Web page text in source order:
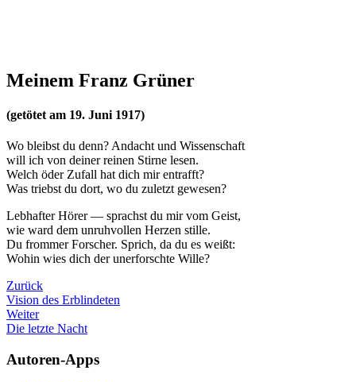
Meinem Franz Grüner
(getötet am 19. Juni 1917)
Wo bleibst du denn? Andacht und Wissenschaft
will ich von deiner reinen Stirne lesen.
Welch öder Zufall hat dich mir entrafft?
Was triebst du dort, wo du zuletzt gewesen?
Lebhafter Hörer — sprachst du mir vom Geist,
wie ward dem unruhvollen Herzen stille.
Du frommer Forscher. Sprich, da du es weißt:
Wohin wies dich der unerforschte Wille?
Zurück
Vision des Erblindeten
Weiter
Die letzte Nacht
Autoren-Apps